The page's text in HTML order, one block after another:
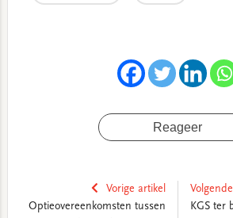
Reageer
Vorige artikel
Optieovereenkomsten tussen
KGS ter